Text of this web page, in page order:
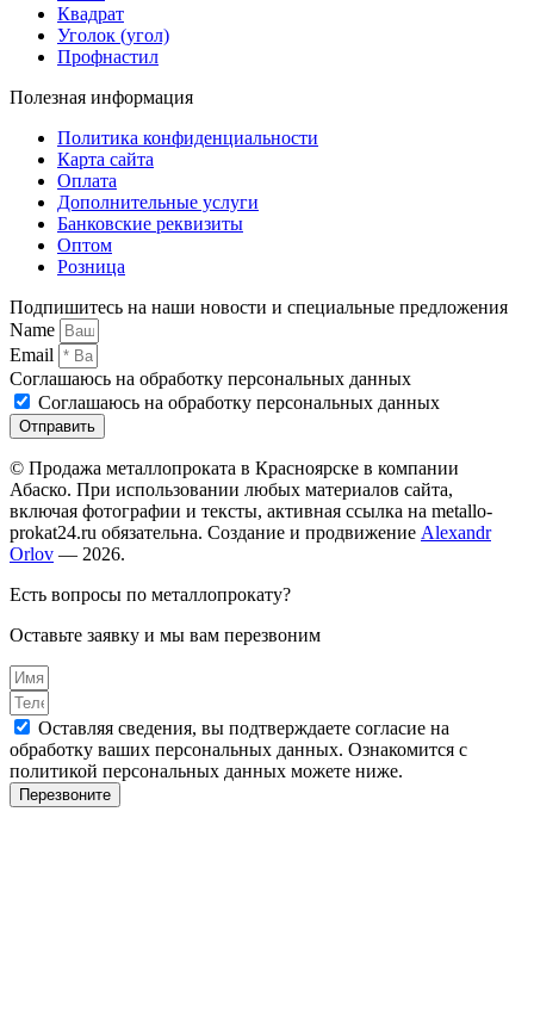
Квадрат
Уголок (угол)
Профнастил
Полезная информация
Политика конфиденциальности
Карта сайта
Оплата
Дополнительные услуги
Банковские реквизиты
Оптом
Розница
Подпишитесь на наши новости и специальные предложения
Name
Email
Соглашаюсь на обработку персональных данных
Соглашаюсь на обработку персональных данных
Отправить
© Продажа металлопроката в Красноярске в компании
Абаско. При использовании любых материалов сайта,
включая фотографии и тексты, активная ссылка на metallo-
prokat24.ru обязательна. Создание и продвижение Alexandr
Orlov — 2026.
Есть вопросы по металлопрокату?
Оставьте заявку и мы вам перезвоним
Оставляя сведения, вы подтверждаете согласие на
обработку ваших персональных данных. Ознакомится с
политикой персональных данных можете ниже.
Перезвоните